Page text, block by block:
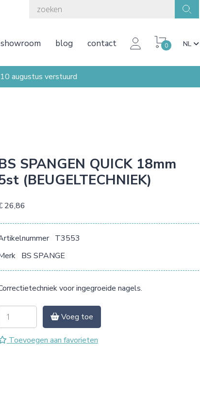
showroom blog contact 0 NL
augustus verstuurd
SPANGEN QUICK 18mm
(BEUGELTECHNIEK)
26,86
T3553
BS SPANGE
voor ingegroeide nagels.
Voeg toe
Toevoegen aan favorieten